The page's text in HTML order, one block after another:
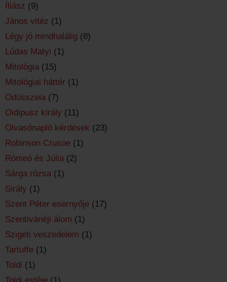
Íliász (9)
János vitéz (1)
Légy jó mindhalálig (8)
Lúdas Matyi (1)
Mitológia (15)
Mitológiai háttér (1)
Odüsszeia (7)
Oidipusz király (11)
Olvasónapló kérdések (23)
Robinson Crusoe (1)
Rómeó és Júlia (2)
Sárga rózsa (1)
Sirály (1)
Szent Péter esernyője (17)
Szentivánéji álom (1)
Szigeti veszedelem (1)
Tartuffe (1)
Toldi (1)